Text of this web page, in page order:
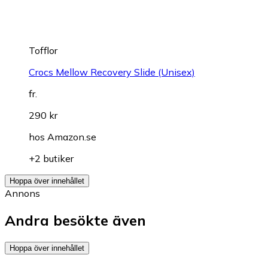
Tofflor
Crocs Mellow Recovery Slide (Unisex)
fr.
290 kr
hos Amazon.se
+2 butiker
Hoppa över innehållet
Annons
Andra besökte även
Hoppa över innehållet